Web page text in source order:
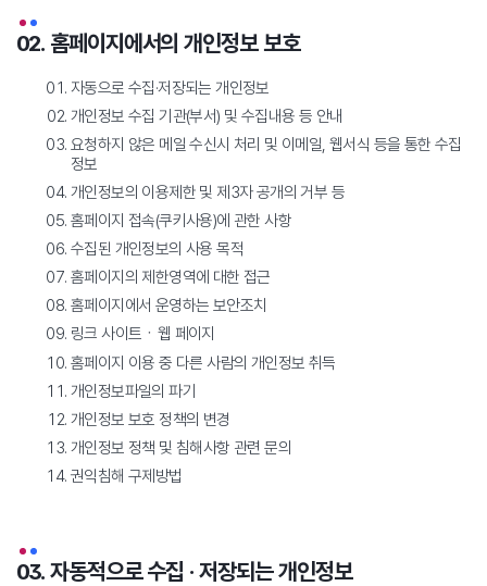
02. 홈페이지에서의 개인정보 보호
자동으로 수집·저장되는 개인정보
개인정보 수집 기관(부서) 및 수집내용 등 안내
요청하지 않은 메일 수신시 처리 및 이메일, 웹서식 등을 통한 수집
정보
개인정보의 이용제한 및 제3자 공개의 거부 등
홈페이지 접속(쿠키사용)에 관한 사항
수집된 개인정보의 사용 목적
홈페이지의 제한영역에 대한 접근
홈페이지에서 운영하는 보안조치
링크 사이트ㆍ웹 페이지
홈페이지 이용 중 다른 사람의 개인정보 취득
개인정보파일의 파기
개인정보 보호 정책의 변경
개인정보 정책 및 침해사항 관련 문의
권익침해 구제방법
03. 자동적으로 수집 · 저장되는 개인정보